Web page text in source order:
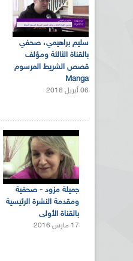
سليم براهيمي، صحفي
بالقناة الثالثة ومؤلف
قصص الشريط المرسوم
Manga
06 أبريل 2016
جميلة مزود - صحفية
ومقدمة النشرة الرئيسية
بالقناة الأولى
17 مارس 2016